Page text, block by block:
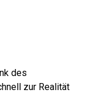
des
zur Realität